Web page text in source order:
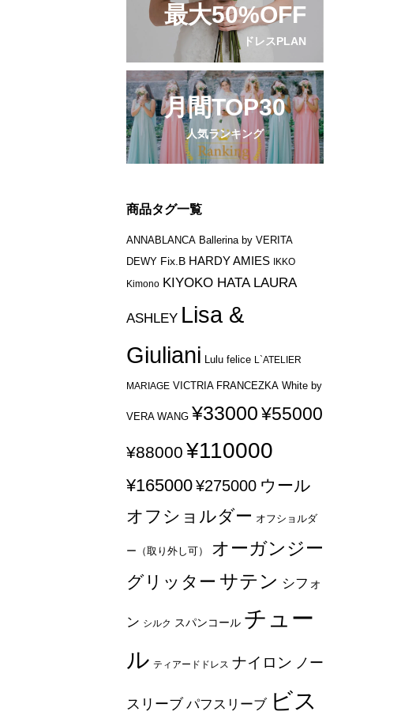
最大50%OFF
ドレスPLAN
月間TOP30
人気ランキング
商品タグ一覧
ANNABLANCA Ballerina by VERITA
DEWY Fix.B HARDY AMIES IKKO
Kimono KIYOKO HATA LAURA
ASHLEY Lisa &
Giuliani
Lulu felice L`ATELIER
MARIAGE VICTRIA FRANCEZKA White by
VERA WANG ¥33000¥55000
¥88000 ¥110000
¥165000¥275000 ウール
オフショルダー オフショルダ
ー（取り外し可） オーガンジー
グリッター サテン シフォ
ン シルク スパンコール チュー
ル ティアードドレス ナイロン ノー
スリーブ パフスリーブ ビス